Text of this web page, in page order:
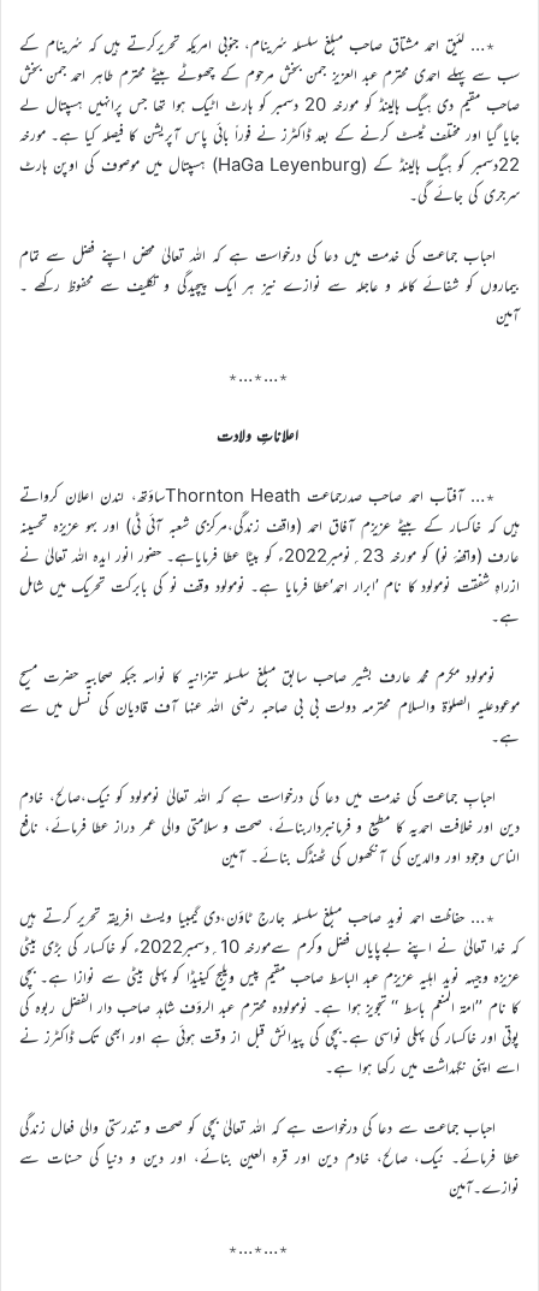
٭… لئیق احمد مشتاق صاحب مبلغ سلسلہ سُرینام، جنوبی امریکہ تحریرکرتے ہیں کہ سُرینام کے
سب سے پہلے احمدی محترم عبد العزیز جمن بخش مرحوم کے چھوٹے بیٹے محترم طاہر احمد جمن بخش
صاحب مقیم دی ہیگ ہالینڈ کو مورخہ 20 دسمبر کو ہارٹ اٹیک ہوا تھا جس پرانہیں ہسپتال لے
جایا گیا اور مختلف ٹیسٹ کرنے کے بعد ڈاکٹرز نے فوراً بائی پاس آپریشن کا فیصلہ کیا ہے۔ مورخہ
22دسمبر کو ہیگ ہالینڈ کے (HaGa Leyenburg) ہسپتال میں موصوف کی اوپن ہارٹ
سرجری کی جائے گی۔
احباب جماعت کی خدمت میں دعا کی درخواست ہے کہ اللہ تعالیٰ محض اپنے فضل سے تمام
بیماروں کو شفائے کاملہ و عاجلہ سے نوازے نیز ہر ایک پیچیدگی و تکلیف سے محفوظ رکھے ۔
آمین
٭…٭…٭
اعلاناتِ ولادت
٭… آفتاب احمد صاحب صدرجماعت Thornton Heathساؤتھ، لندن اعلان کرواتے
ہیں کہ خاکسار کے بیٹے عزیزم آفاق احمد (واقف زندگی،مرکزی شعبہ آئی ٹی) اور بہو عزیزہ تحسینہ
عارف (واقفۂ نو) کو مورخہ 23؍نومبر2022ء کو بیٹا عطا فرمایاہے۔ حضور انور ایدہ اللہ تعالیٰ نے
ازراہِ شفقت نومولود کا نام ’ابرار احمد‘عطا فرمایا ہے۔ نومولود وقف نو کی بابرکت تحریک میں شامل
ہے۔
نومولود مکرم محمد عارف بشیر صاحب سابق مبلغ سلسلہ تنزانیہ کا نواسہ جبکہ صحابیہ حضرت مسیح
موعودعلیہ الصلوٰۃ والسلام محترمہ دولت بی بی صاحبہ رضی اللہ عنہا آف قادیان کی نسل میں سے
ہے۔
احبابِ جماعت کی خدمت میں دعا کی درخواست ہے کہ اللہ تعالیٰ نومولود کو نیک،صالح، خادم
دین اور خلافت احمدیہ کا مطیع و فرمانبرداربنائے، صحت و سلامتی والی عمر دراز عطا فرمائے، نافع
الناس وجود اور والدین کی آنکھوں کی ٹھنڈک بنائے۔ آمین
٭… حفاظت احمد نوید صاحب مبلغ سلسلہ جارج ٹاؤن،دی گیمبیا ویسٹ افریقہ تحریر کرتے ہیں
کہ خدا تعالیٰ نے اپنے بےپایاں فضل وکرم سےمورخہ 10؍دسمبر2022ء کو خاکسار کی بڑی بیٹی
عزیزہ وجیہہ نوید اہلیہ عزیزم عبد الباسط صاحب مقیم پیس ویلیج کینیڈا کو پہلی بیٹی سے نوازا ہے۔ بچی
کا نام ’’امۃ المنعم باسط ‘‘ تجویز ہوا ہے۔ نومولودہ محترم عبد الرؤف شاہد صاحب دار الفضل ربوہ کی
پوتی اور خاکسار کی پہلی نواسی ہے۔بچی کی پیدائش قبل از وقت ہوئی ہے اور ابھی تک ڈاکٹرز نے
اسے اپنی نگہداشت میں رکھا ہوا ہے۔
احباب جماعت سے دعا کی درخواست ہے کہ اللہ تعالیٰ بچی کو صحت و تندرستی والی فعال زندگی
عطا فرمائے۔ نیک، صالح، خادم دین اور قرہ العین بنائے، اور دین و دنیا کی حسنات سے
نوازے۔آمین
٭…٭…٭